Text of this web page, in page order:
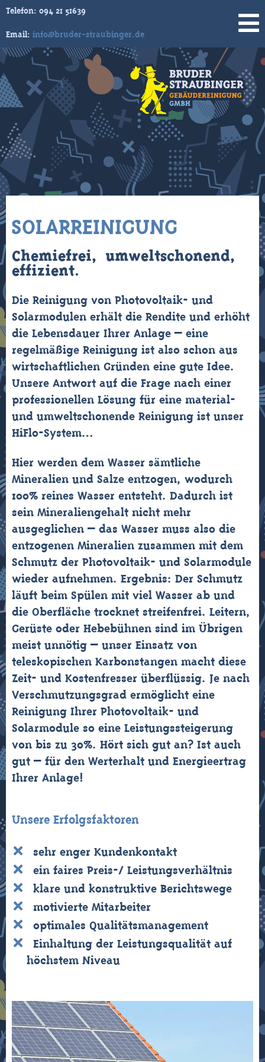
Telefon: 094 21 51639
Email: info@bruder-straubinger.de
Skip
to
content
SOLARREINIGUNG
Chemiefrei, umweltschonend,
effizient.
Die Reinigung von Photovoltaik- und
Solarmodulen erhält die Rendite und erhöht
die Lebensdauer Ihrer Anlage – eine
regelmäßige Reinigung ist also schon aus
wirtschaftlichen Gründen eine gute Idee.
Unsere Antwort auf die Frage nach einer
professionellen Lösung für eine material-
und umweltschonende Reinigung ist unser
HiFlo-System…
Hier werden dem Wasser sämtliche
Mineralien und Salze entzogen, wodurch
100% reines Wasser entsteht. Dadurch ist
sein Mineraliengehalt nicht mehr
ausgeglichen – das Wasser muss also die
entzogenen Mineralien zusammen mit dem
Schmutz der Photovoltaik- und Solarmodule
wieder aufnehmen. Ergebnis: Der Schmutz
läuft beim Spülen mit viel Wasser ab und
die Oberfläche trocknet streifenfrei. Leitern,
Gerüste oder Hebebühnen sind im Übrigen
meist unnötig – unser Einsatz von
teleskopischen Karbonstangen macht diese
Zeit- und Kostenfresser überflüssig. Je nach
Verschmutzungsgrad ermöglicht eine
Reinigung Ihrer Photovoltaik- und
Solarmodule so eine Leistungssteigerung
von bis zu 30%. Hört sich gut an? Ist auch
gut – für den Werterhalt und Energieertrag
Ihrer Anlage!
Unsere Erfolgsfaktoren
sehr enger Kundenkontakt
ein faires Preis-/ Leistungsverhältnis
klare und konstruktive Berichtswege
motivierte Mitarbeiter
optimales Qualitätsmanagement
Einhaltung der Leistungsqualität auf
höchstem Niveau